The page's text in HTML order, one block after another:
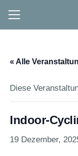
« Alle
Diese
Indoor-
19 Dezember,